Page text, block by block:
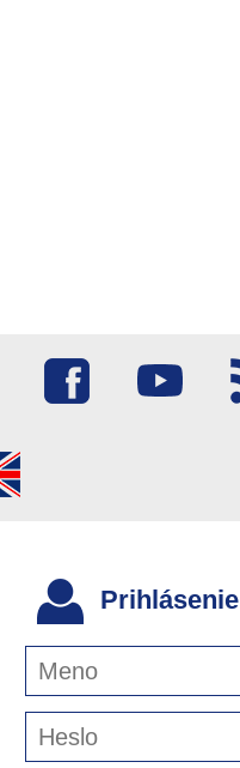
Prihlásenie